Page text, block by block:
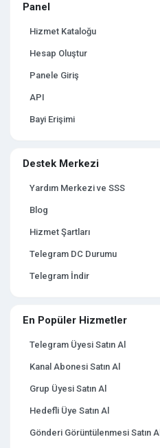
Panel
Hizmet Kataloğu
Hesap Oluştur
Panele Giriş
API
Bayi Erişimi
Destek Merkezi
Yardım Merkezi ve SSS
Blog
Hizmet Şartları
Telegram DC Durumu
Telegram İndir
En Popüler Hizmetler
Telegram Üyesi Satın Al
Kanal Abonesi Satın Al
Grup Üyesi Satın Al
Hedefli Üye Satın Al
Gönderi Görüntülenmesi Satın Al